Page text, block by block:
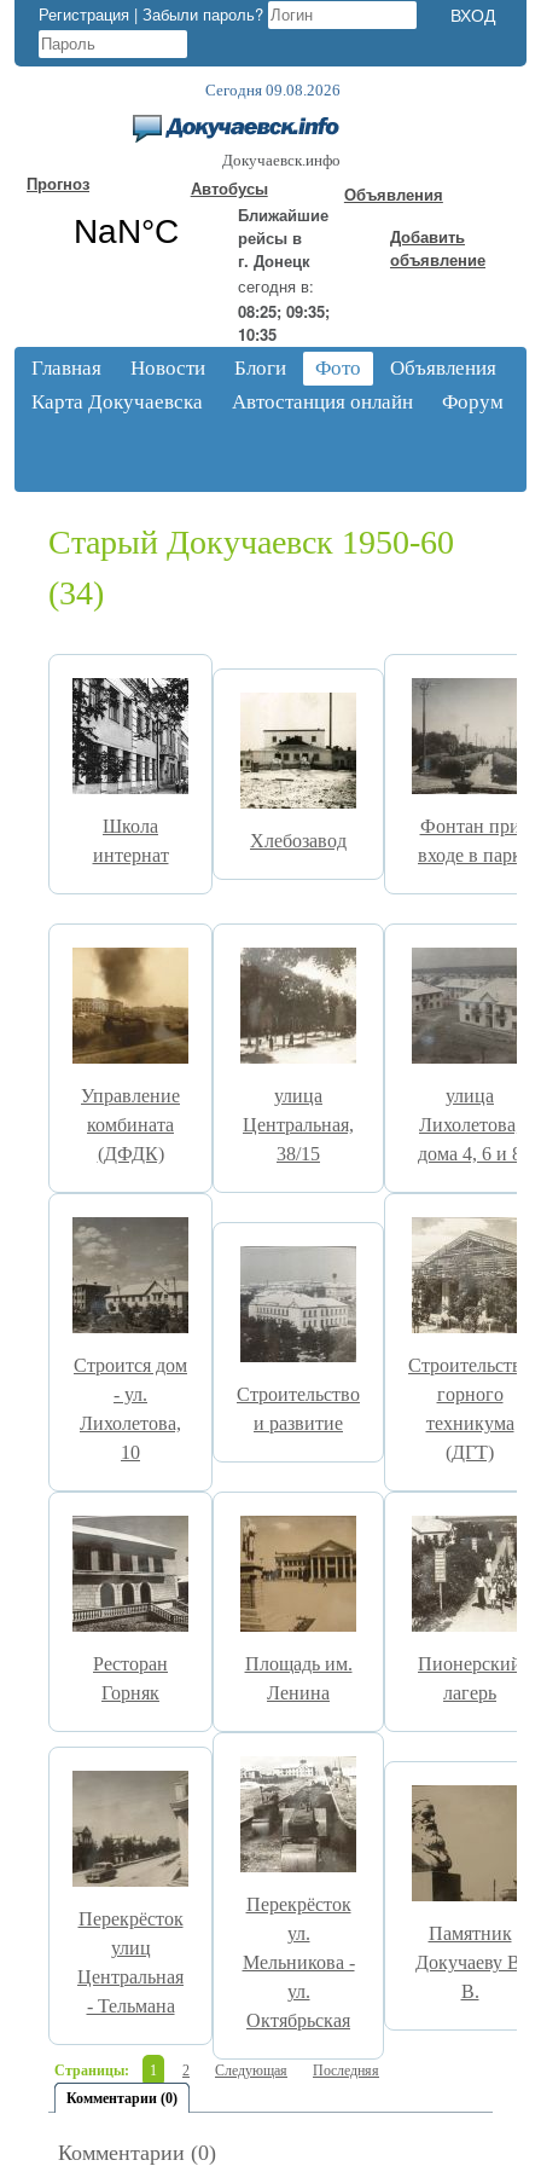
Регистрация | Забыли пароль?
Сегодня 09.08.2026
Докучаевск.инфо
Прогноз
Автобусы
Ближайшие
рейсы в
г. Донецк
сегодня в:
08:25; 09:35;
10:35
Объявления
Добавить
объявление
Главная Новости Блоги Фото
Объявления
Карта Докучаевска
Автостанция онлайн Форум
Старый Докучаевск 1950-60
(34)
Школа
интернат
Хлебозавод
Фонтан при
входе в парк
Управление
комбината
(ДФДК)
улица
Центральная,
38/15
улица
Лихолетова,
дома 4, 6 и 8
Строится дом
- ул.
Лихолетова,
10
Строительство
и развитие
Строительство
горного
техникума
(ДГТ)
Ресторан
Горняк
Площадь им.
Ленина
Пионерский
лагерь
Перекрёсток
улиц
Центральная
- Тельмана
Перекрёсток
ул.
Мельникова -
ул.
Октябрьская
Памятник
Докучаеву В.
В.
Страницы: 1 2 Следующая
Последняя
Комментарии (0)
Комментарии (0)